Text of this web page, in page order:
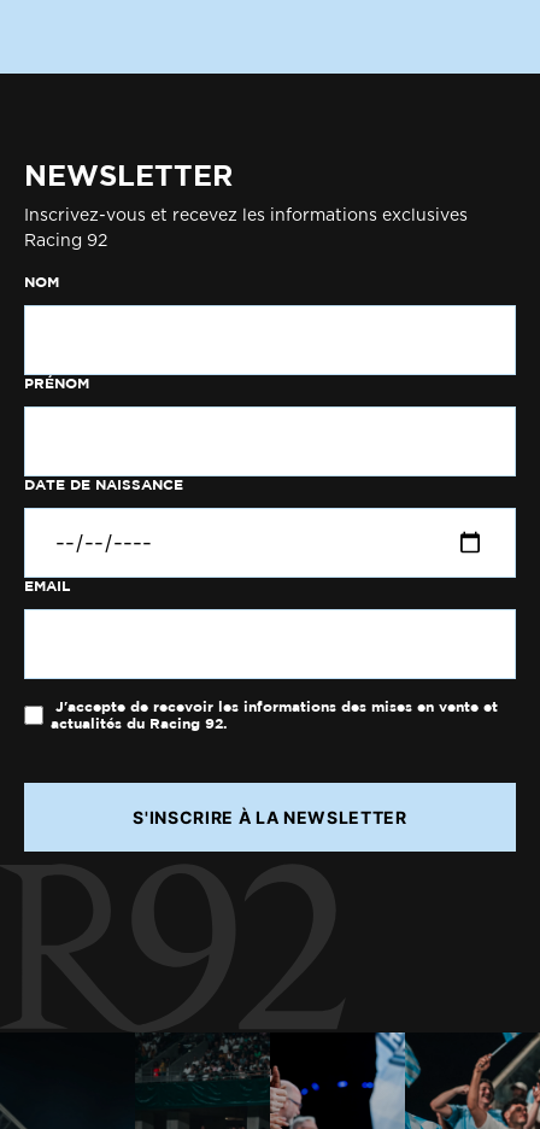
NEWSLETTER
Inscrivez-vous et recevez les informations exclusives
Racing 92
NOM
PRÉNOM
DATE DE NAISSANCE
EMAIL
J'accepte de recevoir les informations des mises en vente et
actualités du Racing 92.
S'INSCRIRE À LA NEWSLETTER